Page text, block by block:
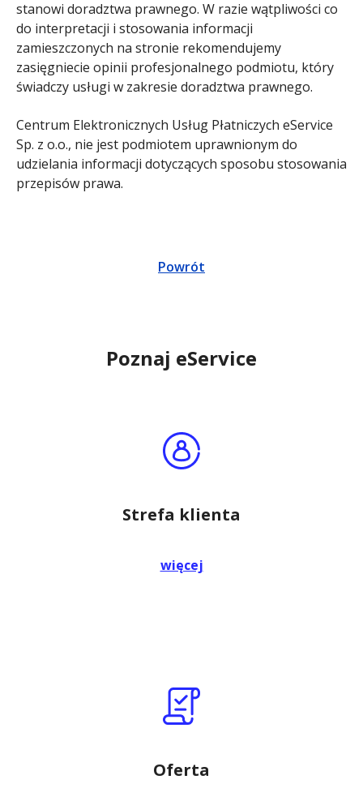
stanowi doradztwa prawnego. W razie wątpliwości co
do interpretacji i stosowania informacji
zamieszczonych na stronie rekomendujemy
zasięgniecie opinii profesjonalnego podmiotu, który
świadczy usługi w zakresie doradztwa prawnego.
Centrum Elektronicznych Usług Płatniczych eService
Sp. z o.o., nie jest podmiotem uprawnionym do
udzielania informacji dotyczących sposobu stosowania
przepisów prawa.
Powrót
Poznaj eService
Strefa klienta
więcej
Oferta